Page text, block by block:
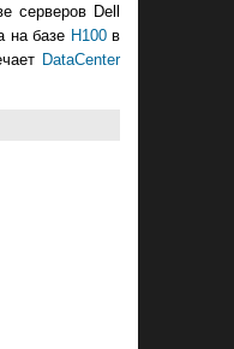
серверов Dell
на базе H100в
DataCenter